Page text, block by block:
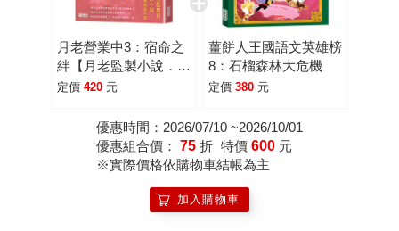
月老營業中3：宿命之
絆【月老監製小說．好
評暢銷最終回】
定價 420 元
薑餅人王國語文英雄榜
8：石榴森林大危機
定價 380 元
優惠時間：2026/07/10 ~2026/10/01
優惠組合價： 75 折 特價 600 元
※實際價格依購物車結帳為主
加入購物車